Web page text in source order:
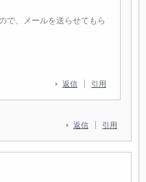
返信 引用
返信 引用
で、メールを送らせてもら